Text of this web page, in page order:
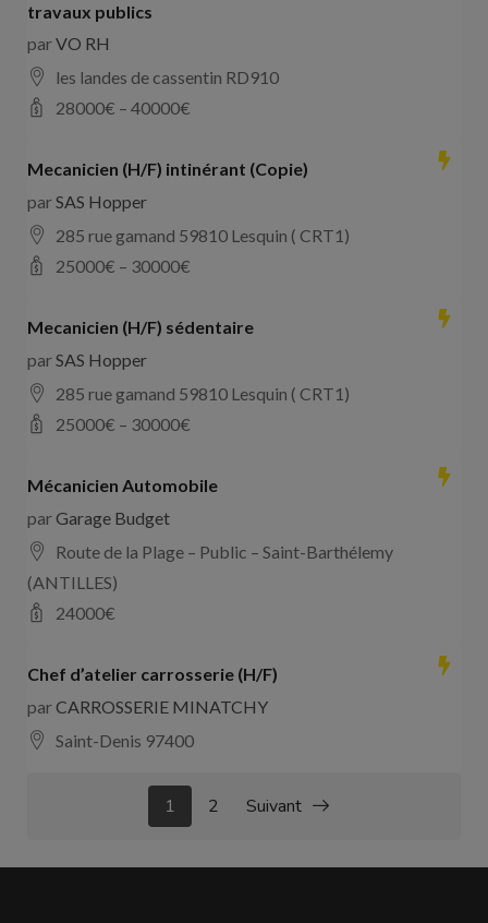
travaux publics
parVO RH
les landes de cassentin RD910
28000€ – 40000€
Mecanicien (H/F) intinérant (Copie)
parSAS Hopper
285 rue gamand 59810 Lesquin ( CRT1)
25000€ – 30000€
Mecanicien (H/F) sédentaire
parSAS Hopper
285 rue gamand 59810 Lesquin ( CRT1)
25000€ – 30000€
Mécanicien Automobile
parGarage Budget
Route de la Plage – Public – Saint-Barthélemy
(ANTILLES)
24000€
Chef d’atelier carrosserie (H/F)
parCARROSSERIE MINATCHY
Saint-Denis 97400
1 2 Suivant